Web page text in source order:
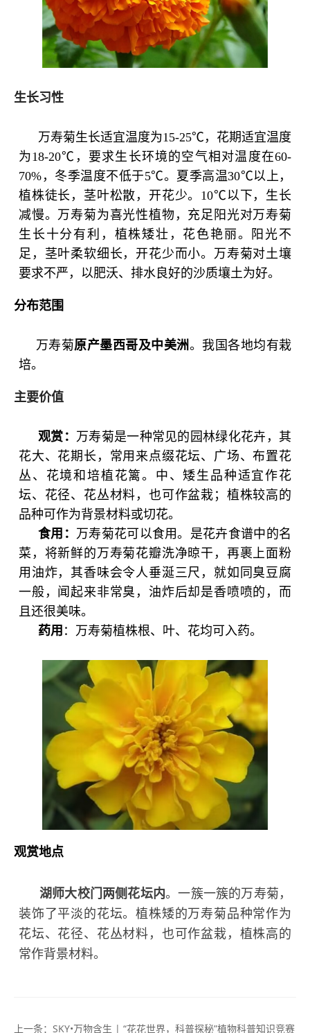
生长习性
万寿菊生长适宜温度为15-25℃，花期适宜温度
为18-20℃，要求生长环境的空气相对温度在60-
70%，冬季温度不低于5℃。夏季高温30℃以上，
植株徒长，茎叶松散，开花少。10℃以下，生长
减慢。万寿菊为喜光性植物，充足阳光对万寿菊
生长十分有利，植株矮壮，花色艳丽。阳光不
足，茎叶柔软细长，开花少而小。万寿菊对土壤
要求不严，以肥沃、排水良好的沙质壤土为好。
分布范围
万寿菊原产墨西哥及中美洲。我国各地均有栽
培。
主要价值
观赏： 万寿菊是一种常见的园林绿化花卉，其
花大、花期长，常用来点缀花坛、广场、布置花
丛、花境和培植花篱。中、矮生品种适宜作花
坛、花径、花丛材料，也可作盆栽；植株较高的
品种可作为背景材料或切花。
食用 ： 万寿菊花可以食用。是花卉食谱中的名
菜，将新鲜的万寿菊花瓣洗净晾干，再裹上面粉
用油炸，其香味会令人垂涎三尺，就如同臭豆腐
一般，闻起来非常臭，油炸后却是香喷喷的，而
且还很美味。
药用 ：万寿菊植株根、叶、花均可入药。
观赏地点
湖师大校门两侧花坛内。一簇一簇的万寿菊，
装饰了平淡的花坛。植株矮的万寿菊品种常作为
花坛、花径、花丛材料，也可作盆栽，植株高的
常作背景材料。
上一条： SKY•万物含生 | “花花世界，科普探秘”植物科普知识竞赛